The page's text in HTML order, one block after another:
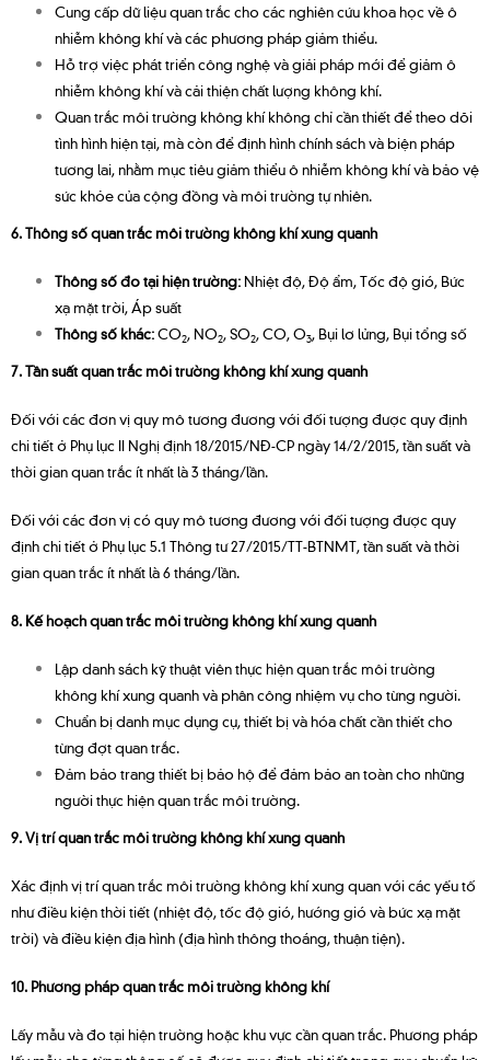
Cung cấp dữ liệu quan trắc cho các nghiên cứu khoa học về ô
nhiễm không khí và các phương pháp giảm thiểu.
Hỗ trợ việc phát triển công nghệ và giải pháp mới để giảm ô
nhiễm không khí và cải thiện chất lượng không khí.
Quan trắc môi trường không khí không chỉ cần thiết để theo dõi
tình hình hiện tại, mà còn để định hình chính sách và biện pháp
tương lai, nhằm mục tiêu giảm thiểu ô nhiễm không khí và bảo vệ
sức khỏe của cộng đồng và môi trường tự nhiên.
6. Thông số quan trắc môi trường không khí xung quanh
Thông số đo tại hiện trường: Nhiệt độ, Độ ẩm, Tốc độ gió, Bức
xạ mặt trời, Áp suất
Thông số khác:CO2, NO2, SO2, CO, O3, Bụi lơ lửng, Bụi tổng số
7. Tần suất quan trắc môi trường không khí xung quanh
Đối với các đơn vị quy mô tương đương với đối tượng được quy định
chi tiết ở Phụ lục II Nghị định 18/2015/NĐ-CP ngày 14/2/2015, tần suất và
thời gian quan trắc ít nhất là 3 tháng/lần.
Đối với các đơn vị có quy mô tương đương với đối tượng được quy
định chi tiết ở Phụ lục 5.1 Thông tư 27/2015/TT-BTNMT, tần suất và thời
gian quan trắc ít nhất là 6 tháng/lần.
8. Kế hoạch quan trắc môi trường không khí xung quanh
Lập danh sách kỹ thuật viên thực hiện quan trắc môi trường
không khí xung quanh và phân công nhiệm vụ cho từng người.
Chuẩn bị danh mục dụng cụ, thiết bị và hóa chất cần thiết cho
từng đợt quan trắc.
Đảm bảo trang thiết bị bảo hộ để đảm bảo an toàn cho những
người thực hiện quan trắc môi trường.
9. Vị trí quan trắc môi trường không khí xung quanh
Xác định vị trí quan trắc môi trường không khí xung quan với các yếu tố
như điều kiện thời tiết (nhiệt độ, tốc độ gió, hướng gió và bức xạ mặt
trời) và điều kiện địa hình (địa hình thông thoáng, thuận tiện).
10. Phương pháp quan trắc môi trường không khí
Lấy mẫu và đo tại hiện trường hoặc khu vực cần quan trắc. Phương pháp